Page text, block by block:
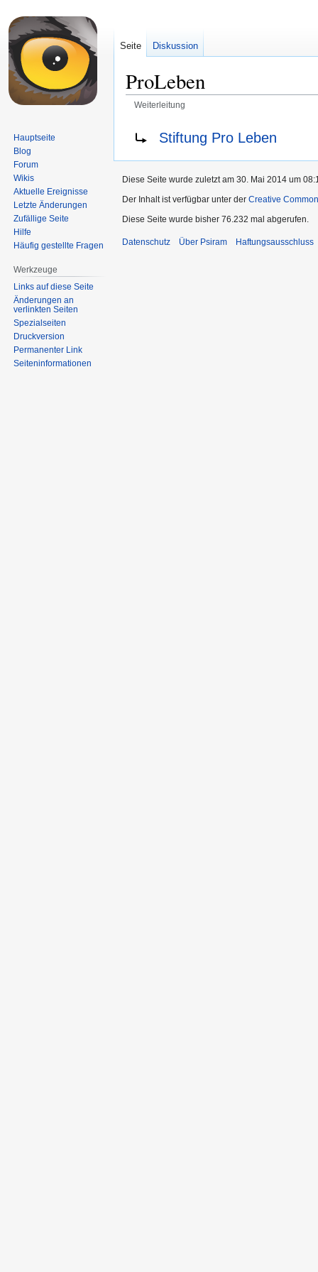
ProLeben
Weiterleitung
Navigation
springen
Suche
springen
Weiterleitung nach:
Stiftung Pro Leben
Seite Diskussion
Hauptseite
Blog
Forum
Wikis
Aktuelle Ereignisse
Letzte Änderungen
Zufällige Seite
Hilfe
Häufig gestellte Fragen
Werkzeuge
Links auf diese Seite
Änderungen an
verlinkten Seiten
Spezialseiten
Druckversion
Permanenter Link
Seiten­informationen
Diese Seite wurde zuletzt am 30. Mai 2014 um
Der Inhalt ist verfügbar unter der Creative
Diese Seite wurde bisher 76.232 mal abgerufen.
Datenschutz Über Psiram Haftungsausschluss